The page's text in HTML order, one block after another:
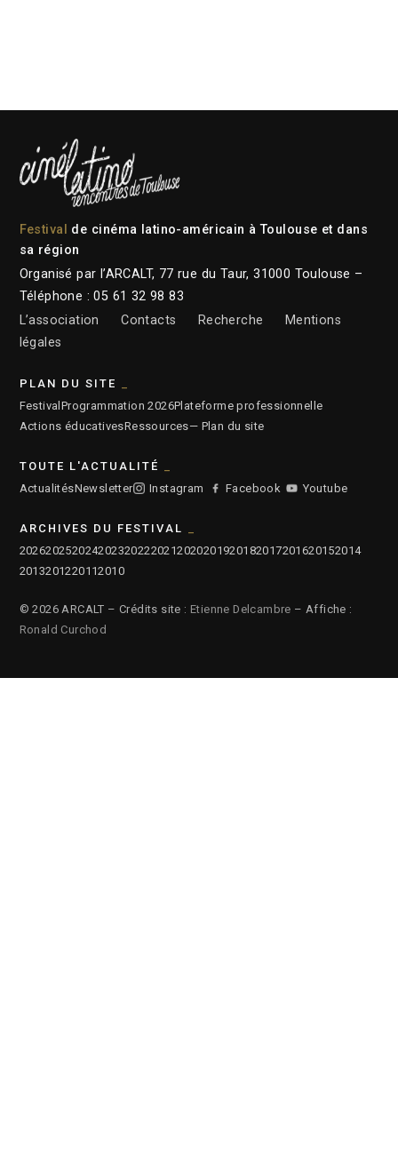
Festival
de cinéma latino-américain à Toulouse et dans
sa région
Organisé par l’ARCALT, 77 rue du Taur, 31000 Toulouse –
Téléphone : 05 61 32 98 83
L’association
Contacts Recherche
Mentions
légales
PLAN DU SITE
Festival Programmation 2026Plateforme professionnelle
Actions éducativesRessources— Plan du site
TOUTE L'ACTUALITÉ
ActualitésNewsletter Instagram Facebook Youtube
ARCHIVES DU FESTIVAL
2026202520242023202220212020201920182017201620152014
2013201220112010
© 2026 ARCALT – Crédits site : Etienne Delcambre – Affiche :
Ronald Curchod